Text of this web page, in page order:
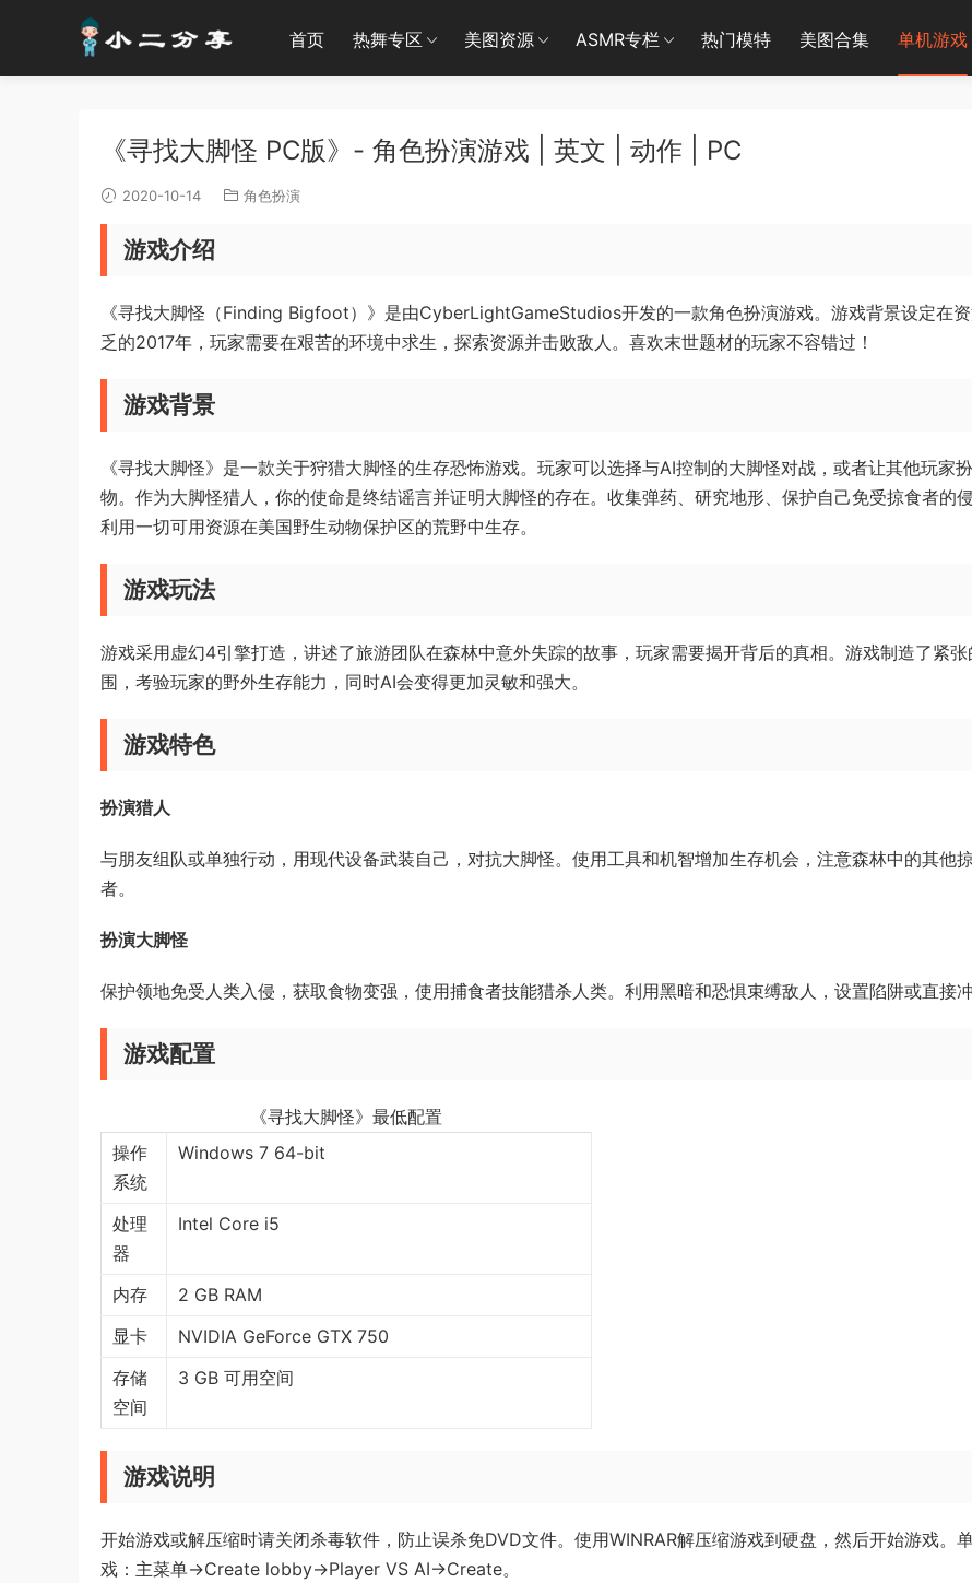
首页 热舞专区 美图资源 ASMR专栏 热门模特 美图合集 单机游戏
《寻找大脚怪 PC版》- 角色扮演游戏 | 英文 | 动作 | PC
2020-10-14 角色扮演
游戏介绍
《寻找大脚怪（Finding Bigfoot）》是由CyberLightGameStudios开发的一款角色扮演游戏。游戏背景设定在
乏的2017年，玩家需要在艰苦的环境中求生，探索资源并击败敌人。喜欢末世题材的玩家不容错过！
游戏背景
《寻找大脚怪》是一款关于狩猎大脚怪的生存恐怖游戏。玩家可以选择与AI控制的大脚怪对战，或者让其他玩家
物。作为大脚怪猎人，你的使命是终结谣言并证明大脚怪的存在。收集弹药、研究地形、保护自己免受掠食者的侵
利用一切可用资源在美国野生动物保护区的荒野中生存。
游戏玩法
游戏采用虚幻4引擎打造，讲述了旅游团队在森林中意外失踪的故事，玩家需要揭开背后的真相。游戏制造了紧张
围，考验玩家的野外生存能力，同时AI会变得更加灵敏和强大。
游戏特色
扮演猎人
与朋友组队或单独行动，用现代设备武装自己，对抗大脚怪。使用工具和机智增加生存机会，注意森林中的其他
者。
扮演大脚怪
保护领地免受人类入侵，获取食物变强，使用捕食者技能猎杀人类。利用黑暗和恐惧束缚敌人，设置陷阱或直接冲
游戏配置
《寻找大脚怪》最低配置
操作
系统
Windows 7 64-bit
处理
器
Intel Core i5
内存
2 GB RAM
显卡
NVIDIA GeForce GTX 750
存储
空间
3 GB 可用空间
游戏说明
开始游戏或解压缩时请关闭杀毒软件，防止误杀免DVD文件。使用WINRAR解压缩游戏到硬盘，然后开始游戏。
戏：主菜单->Create lobby->Player VS AI->Create。